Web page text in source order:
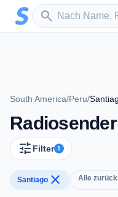
Zum Hauptinhalt springen
search
Sender suchen
South America/Peru/
tune Filter 1
Santiago close Alle